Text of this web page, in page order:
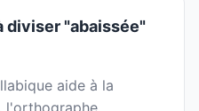
diviser "abaissée"
aide à la